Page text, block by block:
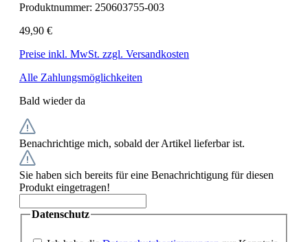
Produktnummer: 250603755-003
49,90 €
Preise inkl. MwSt. zzgl. Versandkosten
Alle Zahlungsmöglichkeiten
Bald wieder da
Benachrichtige mich, sobald der Artikel lieferbar ist.
Sie haben sich bereits für eine Benachrichtigung für diesen
Produkt eingetragen!
Datenschutz